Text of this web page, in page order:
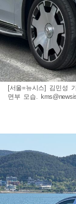
[서울=뉴시스] 김민성
면부 모습.